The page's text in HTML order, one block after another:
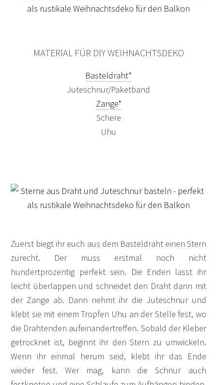
MATERIAL FÜR DIY WEIHNACHTSDEKO
Basteldraht*
Juteschnur/Paketband
Zange*
Schere
Uhu
Zuerst biegt ihr euch aus dem Basteldraht einen Stern
zurecht. Der muss erstmal noch nicht
hundertprozentig perfekt sein. Die Enden lasst ihr
leicht überlappen und schneidet den Draht dann mit
der Zange ab. Dann nehmt ihr die Juteschnur und
klebt sie mit einem Tropfen Uhu an der Stelle fest, wo
die Drahtenden aufeinandertreffen. Sobald der Kleber
getrocknet ist, beginnt ihr den Stern zu umwickeln.
Wenn ihr einmal herum seid, klebt ihr das Ende
wieder fest. Wer mag, kann die Schnur auch